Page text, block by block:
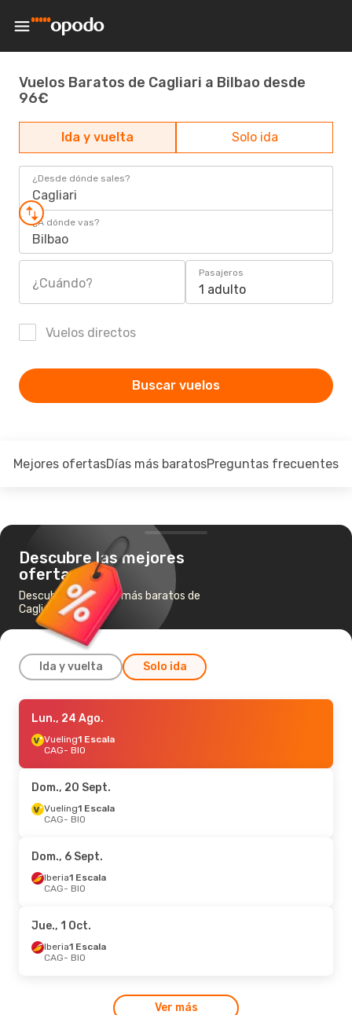
Vuelos Baratos de Cagliari a Bilbao desde
96€
Ida y vuelta Solo ida
¿Desde dónde sales?
Cagliari
¿A dónde vas?
Bilbao
¿Cuándo?
Pasajeros
1 adulto
Vuelos directos
Buscar vuelos
Mejores ofertasDías más baratosPreguntas frecuentes
Descubre las mejores
ofertas
Descubre los vuelos más baratos de
Cagliari a Bilbao
Ida y vuelta Solo ida
Lun., 19 Oct.- Mié., 21 Oct.
Lufthansa1 Escala
CAG- BIO
BIO- CAG
Lun., 24 Ago.
Vueling1 Escala
CAG- BIO
Dom., 20 Sept.
Vueling1 Escala
CAG- BIO
Dom., 6 Sept.
Iberia1 Escala
CAG- BIO
Jue., 1 Oct.
Iberia1 Escala
CAG- BIO
Ver más